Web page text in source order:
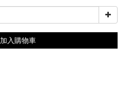
加入購物車